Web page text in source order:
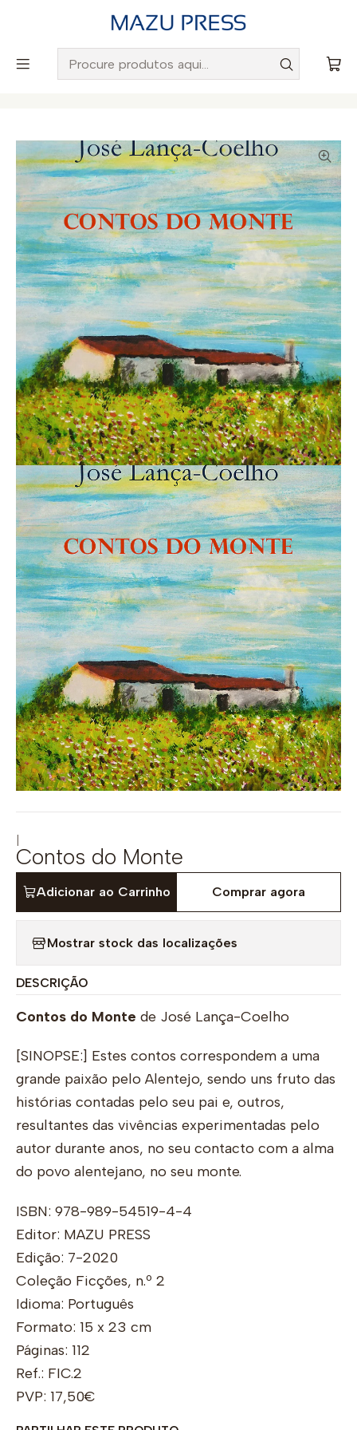
Envio gratuito para Portugal em encomendas superiores a
Início Catálogo Ficções Contos do Monte
|
Contos do Monte
Adicionar ao Carrinho Comprar agora
Mostrar stock das localizações
DESCRIÇÃO
Contos do Montede José Lança-Coelho
[SINOPSE:] Estes contos correspondem a uma
grande paixão pelo Alentejo, sendo uns fruto das
histórias contadas pelo seu pai e, outros,
resultantes das vivências experimentadas pelo
autor durante anos, no seu contacto com a alma
do povo alentejano, no seu monte.
ISBN: 978-989-54519-4-4
Editor: MAZU PRESS
Edição: 7-2020
Coleção Ficções, n.º 2
Idioma: Português
Formato: 15 x 23 cm
Páginas: 112
Ref.: FIC.2
PVP: 17,50€